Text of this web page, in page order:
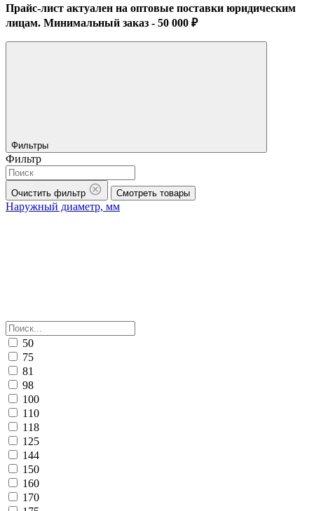
Прайс-лист актуален на оптовые поставки юридическим
лицам. Минимальный заказ - 50 000 ₽
Фильтры
Фильтр
Очистить фильтр Смотреть товары
Наружный диаметр, мм
50
75
81
98
100
110
118
125
144
150
160
170